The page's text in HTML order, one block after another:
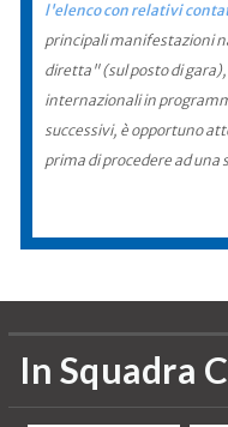
l'elenco con relativi
principali manifestazioni
diretta" (sul posto di
internazionali in
successivi, è opportuno
prima di procedere ad una
In Squadra